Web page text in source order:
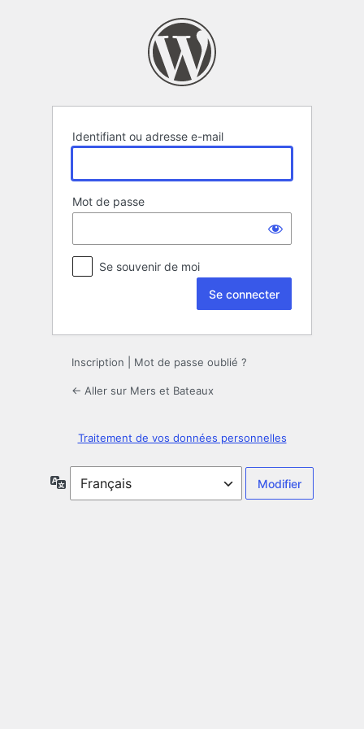
Identifiant ou adresse e-mail
Mot de passe
Se souvenir de moi
Inscription Mot de passe oublié ?
← Aller sur Mers et Bateaux
Traitement de vos données personnelles
Langue